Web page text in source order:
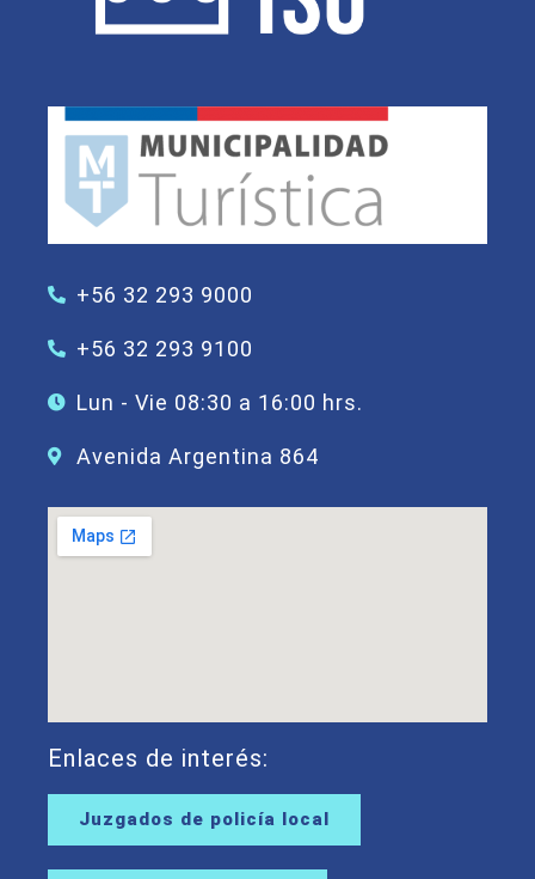
+56 32 293 9000
+56 32 293 9100
Lun - Vie 08:30 a 16:00 hrs.
Avenida Argentina 864
Enlaces de interés:
Juzgados de policía local